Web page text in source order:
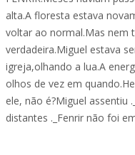
alta.A floresta estava
voltar ao normal.Mas nem
verdadeira.Miguel estava
igreja,olhando a lua.A
olhos de vez em
ele, não é?Miguel assentiu
distantes ._Fenrir não foi